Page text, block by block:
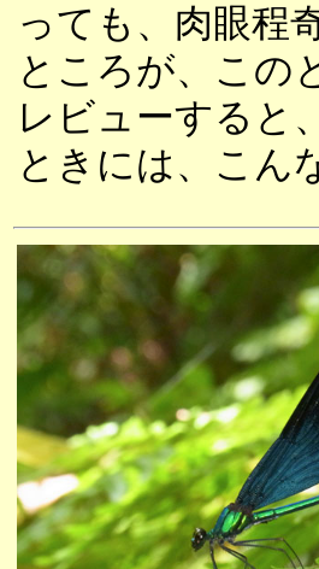
っても、肉眼程
ところが、この
レビューすると
ときには、こん